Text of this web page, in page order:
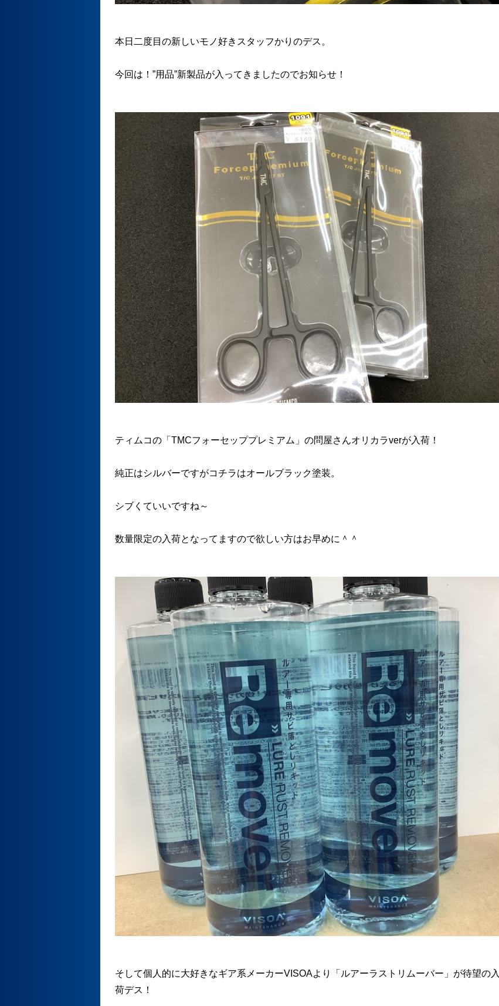
本日二度目の新しいモノ好きスタッフかりのデス。
今回は！”用品”新製品が入ってきましたのでお知らせ！
ティムコの「TMCフォーセッププレミアム」の問屋さんオリカラverが入荷！
純正はシルバーですがコチラはオールブラック塗装。
シブくていいですね～
数量限定の入荷となってますので欲しい方はお早めに＾＾
そして個人的に大好きなギア系メーカーVISOAより「ルアーラストリムーバー」が待望の入
荷デス！